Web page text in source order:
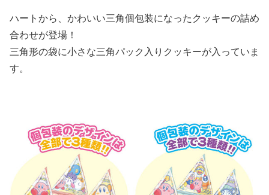
ハートから、かわいい三角個包装になったクッキーの詰め
合わせが登場！
三角形の袋に小さな三角パック入りクッキーが入っていま
す。